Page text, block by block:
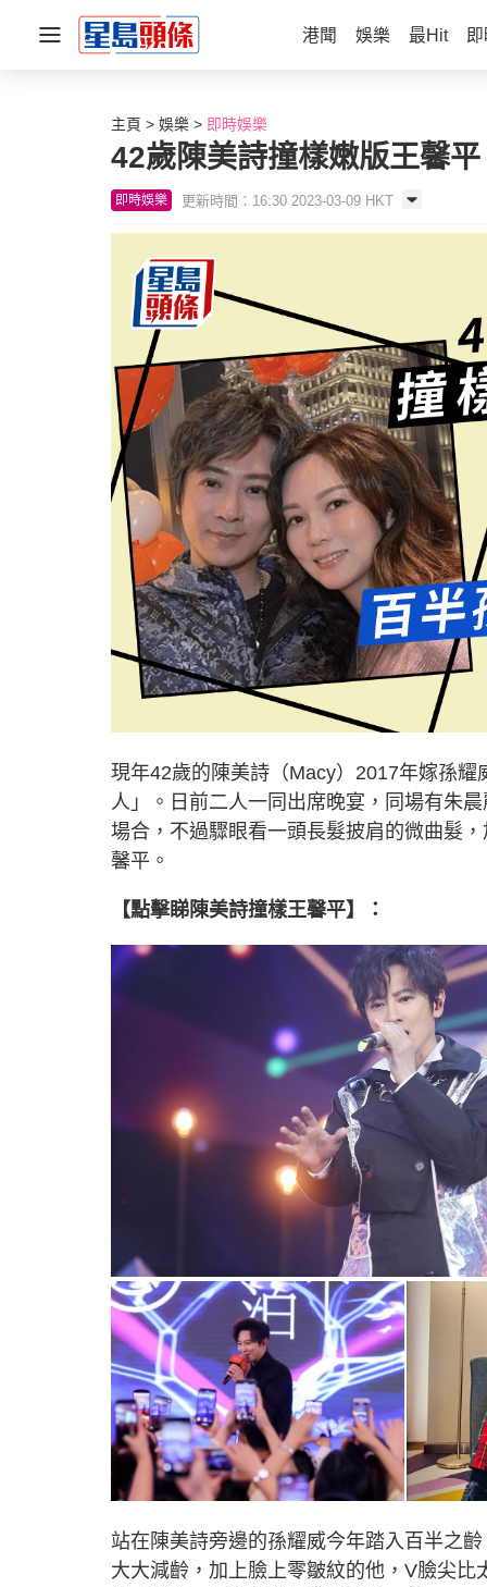
港聞 娛樂 最Hit
主頁 娛樂 即時娛樂
42歲陳美詩撞樣嫩版王馨
即時娛樂 更新時間：16:30 2023-03-09 HKT
現年42歲的陳美詩（Macy）2017年嫁孫
人」。日前二人一同出席晚宴，同場有朱
場合，不過驟眼看一頭長髮披肩的微曲髮
馨平。
【點擊睇陳美詩撞樣王馨平】：
站在陳美詩旁邊的孫耀威今年踏入百半之
大大減齡，加上臉上零皺紋的他，V臉尖